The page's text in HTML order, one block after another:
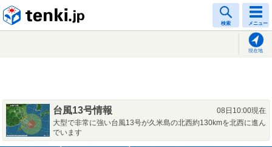
検索 メニュー
現在地
台風13号情報
08日10:00現在
大型で非常に強い台風13号が久米島の北西約130kmを北西に進ん
でいます